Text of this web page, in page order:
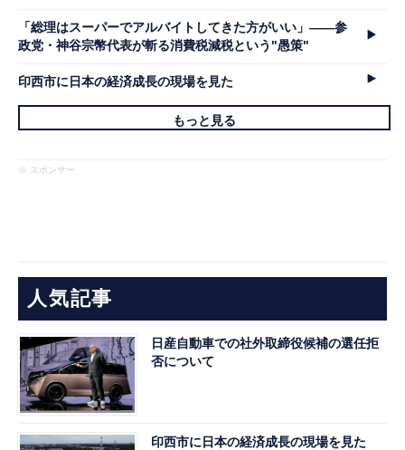
「総理はスーパーでアルバイトしてきた方がいい」――参
政党・神谷宗幣代表が斬る消費税減税という"愚策"
印西市に日本の経済成長の現場を見た
もっと見る
※ スポンサー
人気記事
日産自動車での社外取締役候補の選任拒
否について
印西市に日本の経済成長の現場を見た